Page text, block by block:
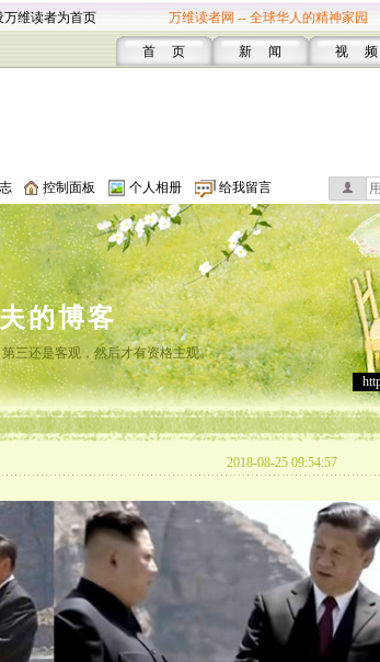
万维读者为首页 万维读者网 -- 全球华人的精神家园
首 页 新 闻 视 频
控制面板 个人相册 给我留言
的博客
三还是客观，然后才有资格主观。
2018-08-25 09:54:57